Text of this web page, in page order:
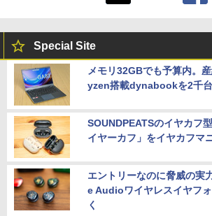
Special Site
メモリ32GBでも予算内。
yzen搭載dynabookを2千
SOUNDPEATSのイヤカフ
イヤーカフ」をイヤカフマ
エントリーなのに脅威の実
e Audioワイヤレスイヤフ
く